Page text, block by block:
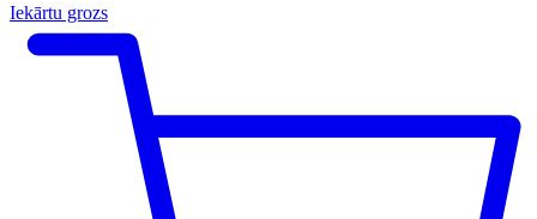
Iekārtu grozs